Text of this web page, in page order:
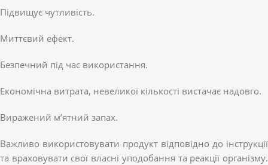
Підвищує чутливість.
Миттєвий ефект.
Безпечний під час використання.
Економічна витрата, невеликої кількості вистачає надовго.
Виражений м’ятний запах.
Важливо використовувати продукт відповідно до інструкції
та враховувати свої власні уподобання та реакції організму.